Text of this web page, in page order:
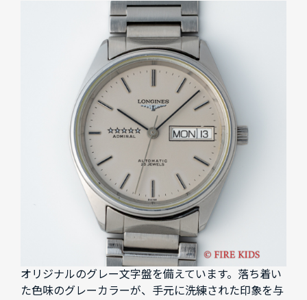
オリジナルのグレー文字盤を備えています。落ち着い
た色味のグレーカラーが、手元に洗練された印象を与